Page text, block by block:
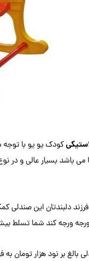
کودک یو یو با توجه
باشد بسیار عالی و در
دلبندتان این
ورجه کند شما تسلط
بالغ بر نود هزار تومان